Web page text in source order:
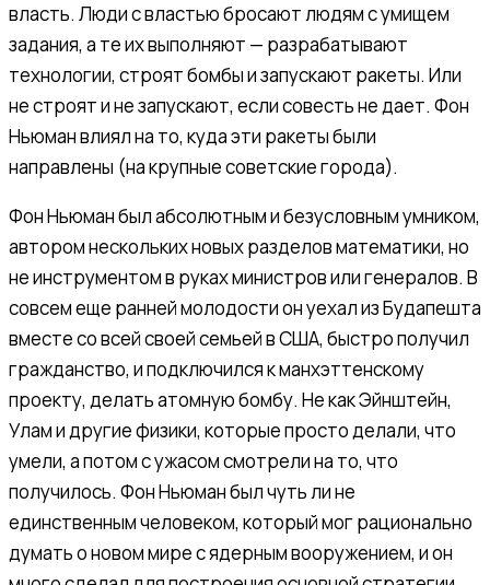
власть. Люди с властью бросают людям с умищем
задания, а те их выполняют — разрабатывают
технологии, строят бомбы и запускают ракеты. Или
не строят и не запускают, если совесть не дает. Фон
Ньюман влиял на то, куда эти ракеты были
направлены (на крупные советские города).
Фон Ньюман был абсолютным и безусловным умником,
автором нескольких новых разделов математики, но
не инструментом в руках министров или генералов. В
совсем еще ранней молодости он уехал из Будапешта
вместе со всей своей семьей в США, быстро получил
гражданство, и подключился к манхэттенскому
проекту, делать атомную бомбу. Не как Эйнштейн,
Улам и другие физики, которые просто делали, что
умели, а потом с ужасом смотрели на то, что
получилось. Фон Ньюман был чуть ли не
единственным человеком, который мог рационально
думать о новом мире с ядерным вооружением, и он